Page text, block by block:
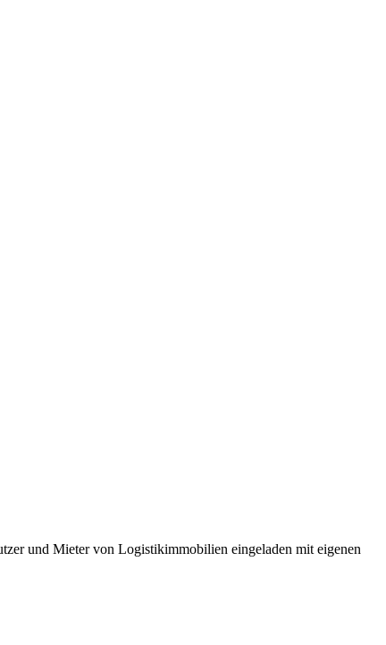
und Mieter von Logistikimmobilien eingeladen mit eigenen